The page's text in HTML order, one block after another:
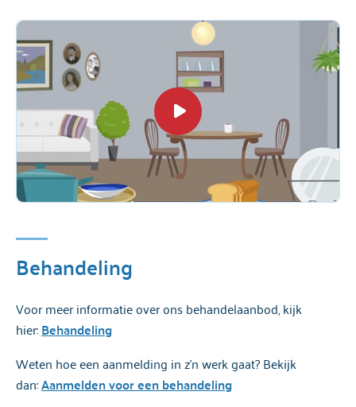
Behandeling
Voor meer informatie over ons behandelaanbod, kijk
hier:Behandeling
Weten hoe een aanmelding in z’n werk gaat? Bekijk
dan:Aanmelden voor een behandeling